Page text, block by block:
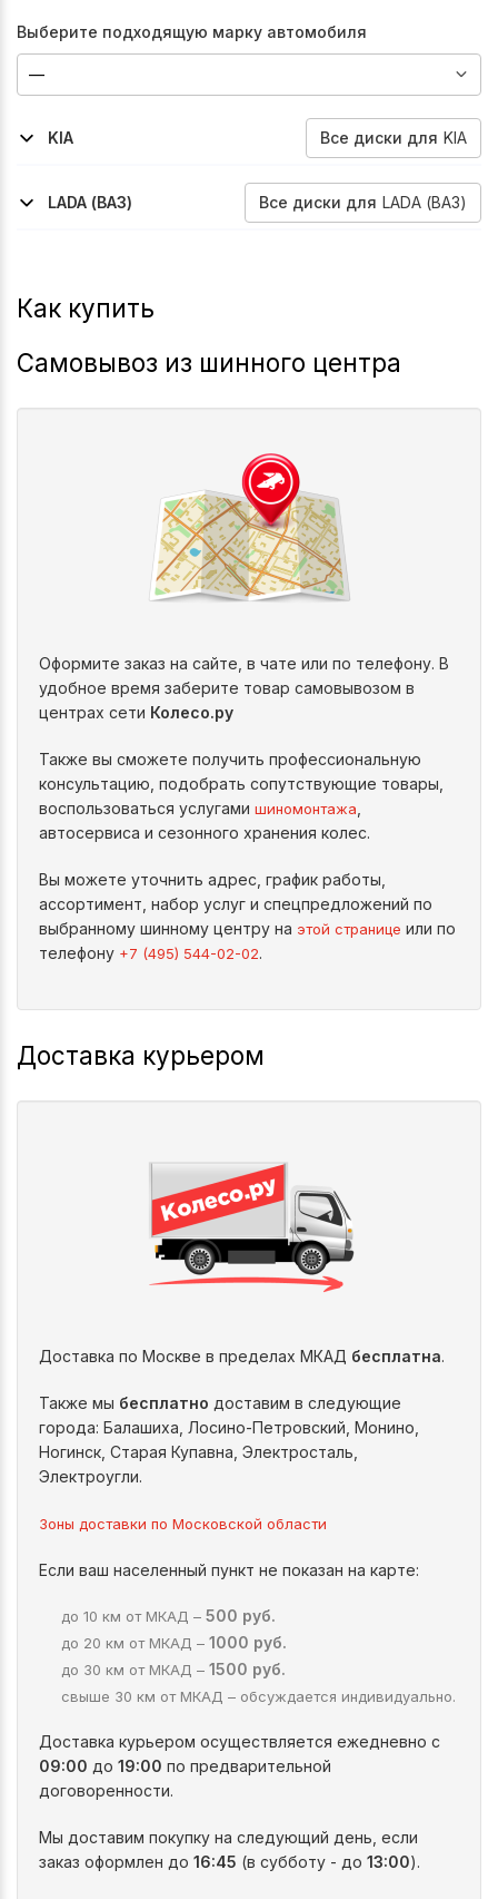
Выберите подходящую марку автомобиля
KIA Все диски для KIA
2006-2009
LADA (ВАЗ)
Все диски для LADA (ВАЗ)
Как купить
Самовывоз из шинного центра
Оформите заказ на сайте, в чате или по телефону. В
удобное время заберите товар самовывозом в
центрах сети Колесо.ру
Также вы сможете получить профессиональную
консультацию, подобрать сопутствующие товары,
воспользоваться услугами шиномонтажа
автосервиса и сезонного хранения колес.
Вы можете уточнить адрес, график работы,
ассортимент, набор услуг и спецпредложений по
выбранному шинному центру на этой странице или по
телефону +7 (495) 544-02-02.
Доставка курьером
Доставка по Москве в пределах МКАД бесплатна.
Также мы бесплатно доставим в следующие
города: Балашиха, Лосино-Петровский, Монино,
Ногинск, Старая Купавна, Электросталь,
Электроугли.
Зоны доставки по Московской области
Если ваш населенный пункт не показан на карте:
до 10 км от МКАД – 500 руб.
до 20 км от МКАД – 1000 руб.
до 30 км от МКАД – 1500 руб.
свыше 30 км от МКАД – обсуждается индивидуально.
Доставка курьером осуществляется ежедневно с
09:00 до 19:00 по предварительной
договоренности.
Мы доставим покупку на следующий день, если
заказ оформлен до 16:45 (в субботу - до 13:00).